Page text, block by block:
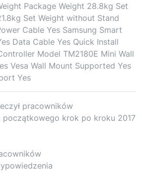
Package Weight 28.8kg Set
Set Weight without Stand
Cable Yes Samsung Smart
Data Cable Yes Quick Install
Model TM2180E Mini Wall
Vesa Wall Mount Supported Yes
Yes
pracowników
początkowego krok po kroku 2017